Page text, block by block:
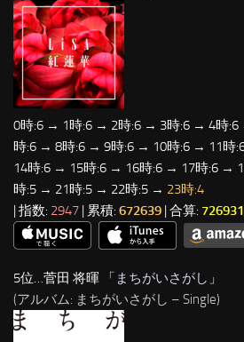
0時:6 → 1時:6 → 2時:6 → 3時:6 → 4時
時:6 → 8時:6 → 9時:6 → 10時:6 → 11時
14時:6 → 15時:6 → 16時:6 → 17時:6 →
時:5 → 21時:5 → 22時:5 → 23時:4
| 指数: 2947 | 累積: 672639 | 合算: 726931
5位…菅田 将暉 「 まちがいさがし 」
(アルバム: まちがいさがし – Single)